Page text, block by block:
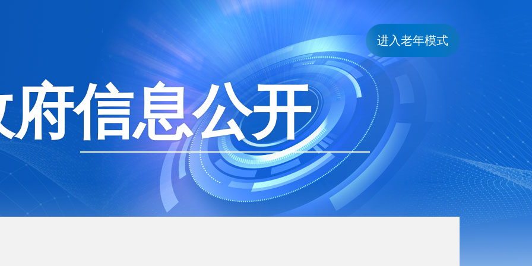
进入老年模式
府信息公开